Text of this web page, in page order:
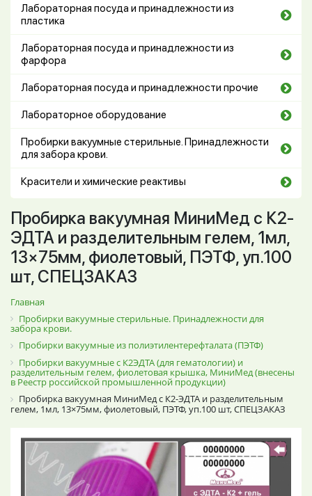
Лабораторная посуда и принадлежности из
пластика
Лабораторная посуда и принадлежности из
фарфора
Лабораторная посуда и принадлежности прочие
Лабораторное оборудование
Пробирки вакуумные стерильные. Принадлежности
для забора крови.
Красители и химические реактивы
Пробирка вакуумная МиниМед с К2-
ЭДТА и разделительным гелем, 1мл,
13×75мм, фиолетовый, ПЭТФ, уп.100
шт, СПЕЦЗАКАЗ
Главная
Пробирки вакуумные стерильные. Принадлежности для
забора крови.
Пробирки вакуумные из полиэтилентерефталата (ПЭТФ)
Пробирки вакуумные с К2ЭДТА (для гематологии) и
разделительным гелем, фиолетовая крышка, МиниМед (внесены
в Реестр российской промышленной продукции)
Пробирка вакуумная МиниМед с К2-ЭДТА и разделительным
гелем, 1мл, 13×75мм, фиолетовый, ПЭТФ, уп.100 шт, СПЕЦЗАКАЗ